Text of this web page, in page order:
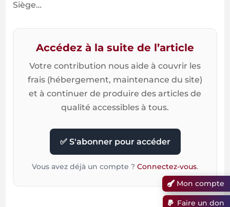
Siège…
Accédez à la suite de l’article
Votre contribution nous aide à couvrir les
frais (hébergement, maintenance du site)
et à continuer de produire des articles de
qualité accessibles à tous.
✅ S'abonner pour accéder
Vous avez déjà un compte ? Connectez-vous.
Mon compte
Faire un don